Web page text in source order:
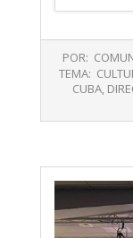
06-
POR:
TEMA:
CUBA,